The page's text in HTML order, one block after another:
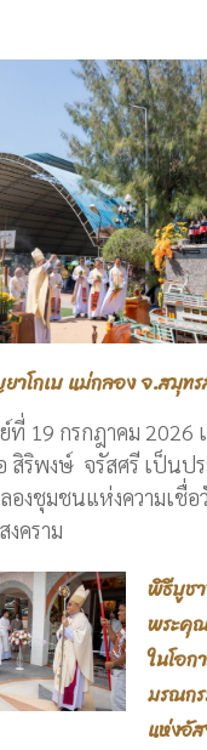
โกเบ แม่กลอง จ.สมุท
กรกฎาคม 2026 เ
สิริพงษ์ จรัสศรี เป็นป
งชุมชนแห่งความเชื่
งคราม
พิธีบูช
พระคุ
ในโอ
มรณก
แห่งอั